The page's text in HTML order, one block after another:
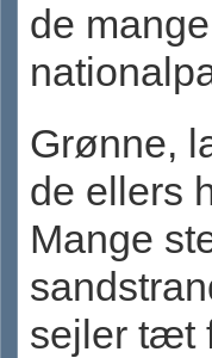
de
Grønne,
de ellers
Mange
sejler tæt